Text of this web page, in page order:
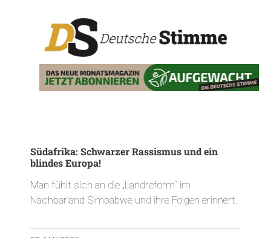
Südafrika: Schwarzer Rassismus und ein
blindes Europa!
Man fühlt sich an die „Landreform“ im
Nachbarland Simbabwe und ihre Folgen erinnert.